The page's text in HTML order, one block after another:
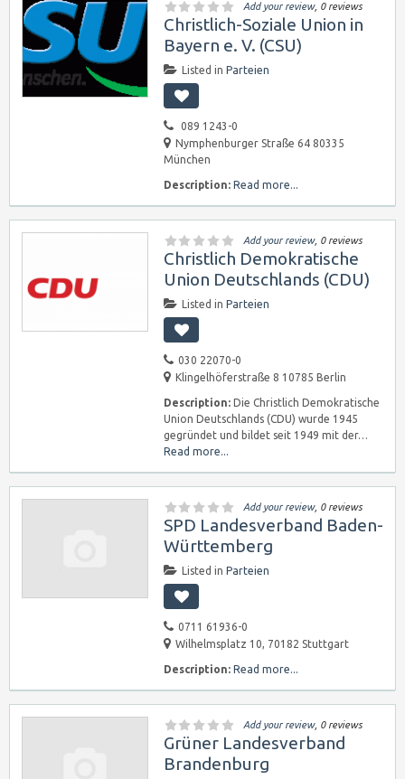
Add your review, 0 reviews
Christlich-Soziale Union in
Bayern e. V. (CSU)
Listed in Parteien
089 1243-0
Nymphenburger Straße 64 80335
München
Description: Read more...
Add your review, 0 reviews
Christlich Demokratische
Union Deutschlands (CDU)
Listed in Parteien
030 22070-0
Klingelhöferstraße 8 10785 Berlin
Description: Die Christlich Demokratische
Union Deutschlands (CDU) wurde 1945
gegründet und bildet seit 1949 mit der…
Read more...
Add your review, 0 reviews
SPD Landesverband Baden-
Württemberg
Listed in Parteien
0711 61936-0
Wilhelmsplatz 10, 70182 Stuttgart
Description: Read more...
Add your review, 0 reviews
Grüner Landesverband
Brandenburg